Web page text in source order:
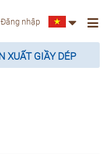
Đăng nhập
XUẤT GIẦY DÉP